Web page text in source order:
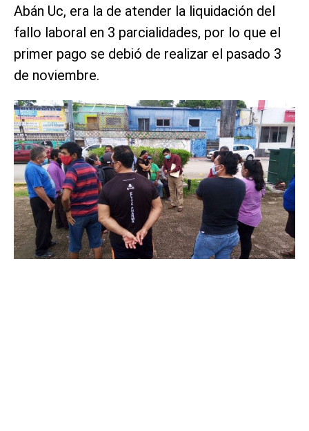
Abán Uc, era la de atender la liquidación del
fallo laboral en 3 parcialidades, por lo que el
primer pago se debió de realizar el pasado 3
de noviembre.